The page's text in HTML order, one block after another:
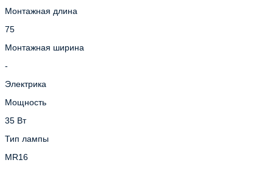
Монтажная длина
75
Монтажная ширина
-
Электрика
Мощность
35 Вт
Тип лампы
MR16